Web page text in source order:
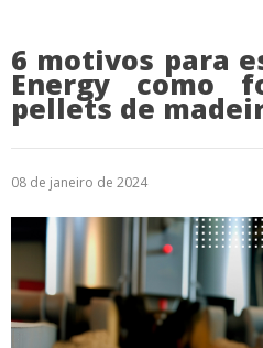
6 motivos para
Energy como
pellets de
08 de janeiro de 2024